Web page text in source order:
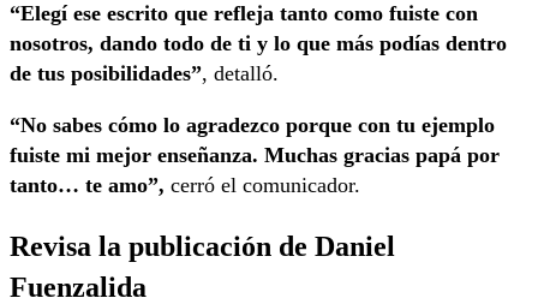
“Elegí ese escrito que refleja tanto como fuiste con
nosotros, dando todo de ti y lo que más podías dentro
de tus posibilidades”, detalló.
“No sabes cómo lo agradezco porque con tu ejemplo
fuiste mi mejor enseñanza. Muchas gracias papá por
tanto… te amo”, cerró el comunicador.
Revisa la publicación de Daniel
Fuenzalida